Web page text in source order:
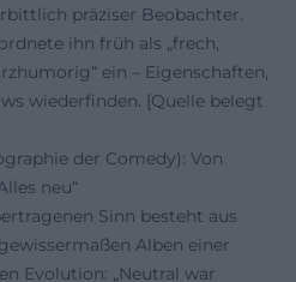
präziser Beobachter.
ihn früh als „frech,
ein – Eigenschaften,
wiederfinden. [Quelle belegt
der Comedy): Von
neu“
Sinn besteht aus
Alben einer
Evolution: „Neutral war